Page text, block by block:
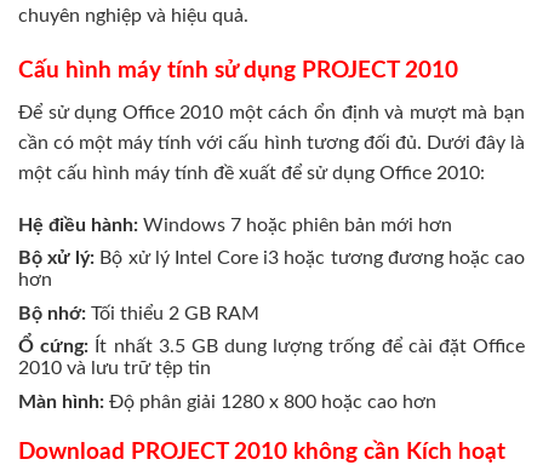
chuyên nghiệp và hiệu quả.
Cấu hình máy tính sử dụng PROJECT 2010
Để sử dụng Office 2010 một cách ổn định và mượt mà bạn
cần có một máy tính với cấu hình tương đối đủ. Dưới đây là
một cấu hình máy tính đề xuất để sử dụng Office 2010:
Hệ điều hành: Windows 7 hoặc phiên bản mới hơn
Bộ xử lý: Bộ xử lý Intel Core i3 hoặc tương đương hoặc cao
hơn
Bộ nhớ: Tối thiểu 2 GB RAM
Ổ cứng: Ít nhất 3.5 GB dung lượng trống để cài đặt Office
2010 và lưu trữ tệp tin
Màn hình: Độ phân giải 1280 x 800 hoặc cao hơn
Download PROJECT 2010 không cần Kích hoạt